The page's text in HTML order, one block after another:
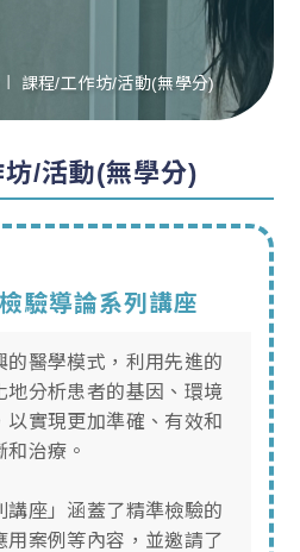
課程/工作坊/活動(無學分)
/活動(無學分)
驗導論系列講座
的醫學模式，利用先進的
地分析患者的基因、環境
以實現更加準確、有效和
治療。
講座」涵蓋了精準檢驗的
用案例等內容，並邀請了